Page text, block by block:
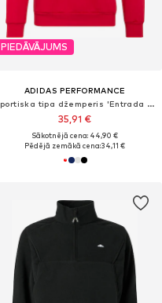
PIEDĀVĀJUMS
ADIDAS PERFORMANCE
Sportiska tipa džemperis 'Entrada 26'
35,91 €
Sākotnējā cena: 44,90 €
Pēdējā zemākā cena:34,11 €